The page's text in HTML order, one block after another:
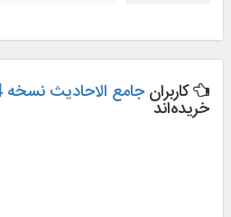
کاربران جامع الاحادیث نسخه 4
خریده‌اند